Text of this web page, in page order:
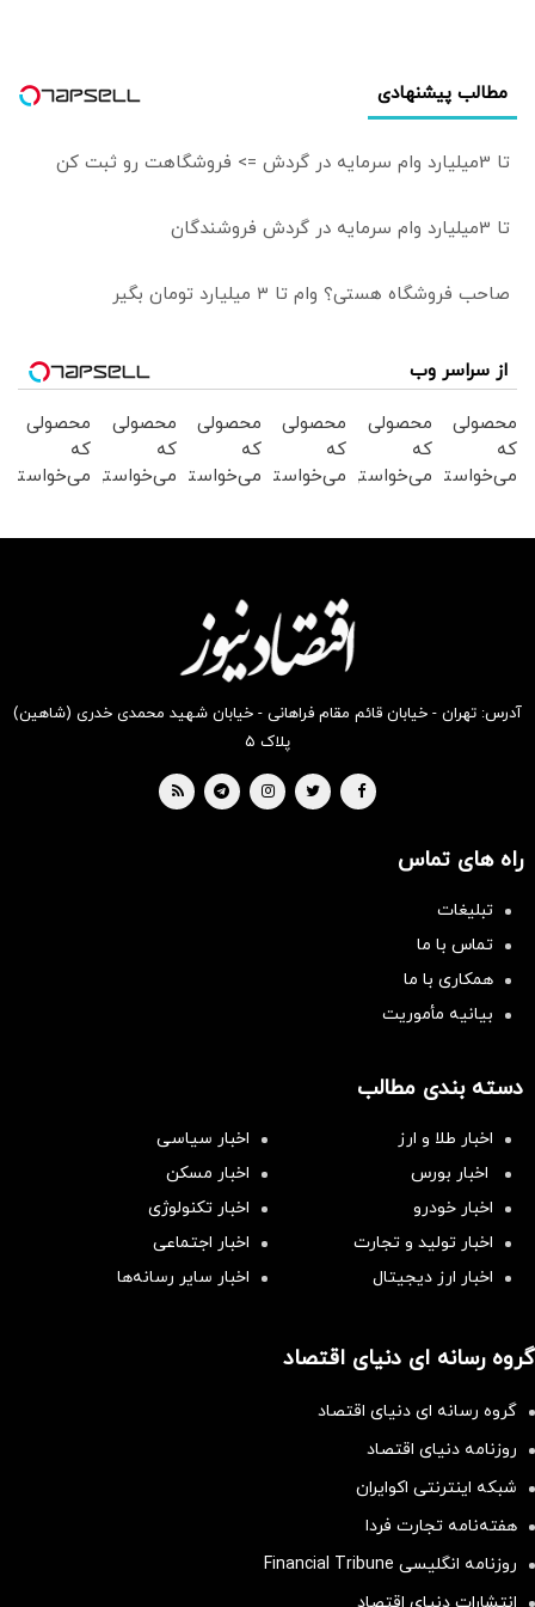
مطالب پیشنهادی
تا 3میلیارد وام سرمایه در گردش => فروشگاهت رو ثبت کن
تا 3میلیارد وام سرمایه در گردش فروشندگان
صاحب فروشگاه هستی؟ وام تا ۳ میلیارد تومان بگیر
از سراسر وب
محصولی
که
می‌خواستی
محصولی
که
می‌خواستی
محصولی
که
می‌خواستی
بخر !
محصولی
که
می‌خواستی
بخر !
محصولی
که
می‌خواستی
محصولی
که
می‌خواستی
آدرس: تهران - خیابان قائم مقام فراهانی - خیابان شهید محمدی خدری (شاهین)
پلاک ۵
راه های تماس
تبلیغات
تماس با ما
همکاری با ما
بیانیه مأموریت
دسته بندی مطالب
اخبار طلا و ارز
اخبار سیاسی
اخبار بورس
اخبار مسکن
اخبار خودرو
اخبار تکنولوژی
اخبار تولید و تجارت
اخبار اجتماعی
اخبار ارز دیجیتال
اخبار سایر رسانه‌‌ها
گروه رسانه ای دنیای اقتصاد
گروه رسانه ای دنیای اقتصاد
روزنامه دنیای اقتصاد
شبکه اینترنتی اکوایران
هفته‌نامه تجارت فردا
روزنامه انگلیسی Financial Tribune
انتشارات دنیای اقتصاد